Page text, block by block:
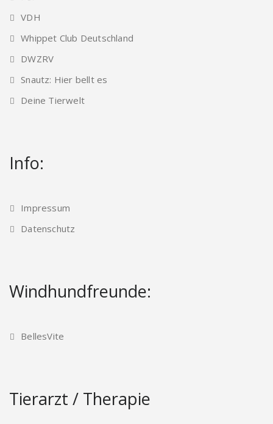
VDH
Whippet Club Deutschland
DWZRV
Snautz: Hier bellt es
Deine Tierwelt
Info:
Impressum
Datenschutz
Windhundfreunde:
BellesVite
Tierarzt / Therapie